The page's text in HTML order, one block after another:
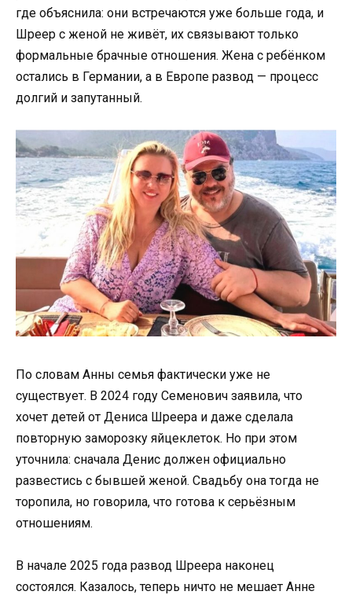
где объяснила: они встречаются уже больше года, и
Шреер с женой не живёт, их связывают только
формальные брачные отношения. Жена с ребёнком
остались в Германии, а в Европе развод — процесс
долгий и запутанный.
По словам Анны семья фактически уже не
существует. В 2024 году Семенович заявила, что
хочет детей от Дениса Шреера и даже сделала
повторную заморозку яйцеклеток. Но при этом
уточнила: сначала Денис должен официально
развестись с бывшей женой. Свадьбу она тогда не
торопила, но говорила, что готова к серьёзным
отношениям.
В начале 2025 года развод Шреера наконец
состоялся. Казалось, теперь ничто не мешает Анне